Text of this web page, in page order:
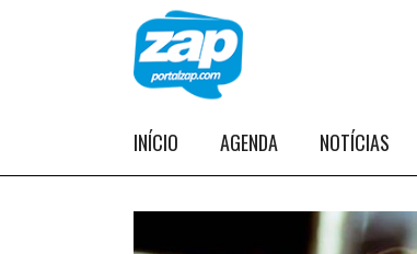
INÍCIO AGENDA NOTÍCIAS